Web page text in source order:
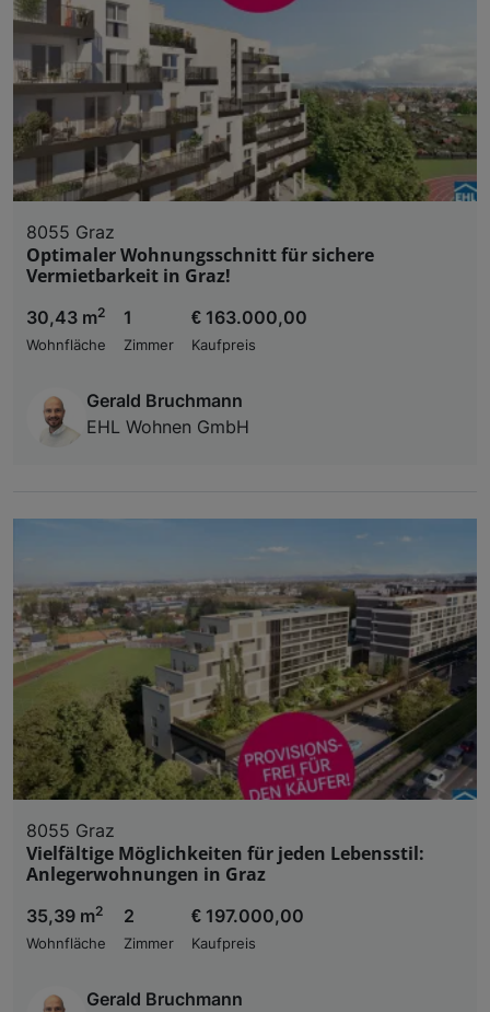
8055 Graz
Optimaler Wohnungsschnitt für sichere
Vermietbarkeit in Graz!
30,43 m2
Wohnfläche
1
Zimmer
€ 163.000,00
Kaufpreis
Gerald Bruchmann
EHL Wohnen GmbH
8055 Graz
Vielfältige Möglichkeiten für jeden Lebensstil:
Anlegerwohnungen in Graz
35,39 m2
Wohnfläche
2
Zimmer
€ 197.000,00
Kaufpreis
Gerald Bruchmann